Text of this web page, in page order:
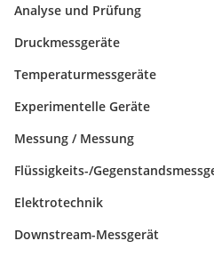
Analyse und Prüfung
Druckmessgeräte
Temperaturmessgeräte
Experimentelle Geräte
Messung / Messung
Flüssigkeits-/
Elektrotechnik
Downstream-Messgerät